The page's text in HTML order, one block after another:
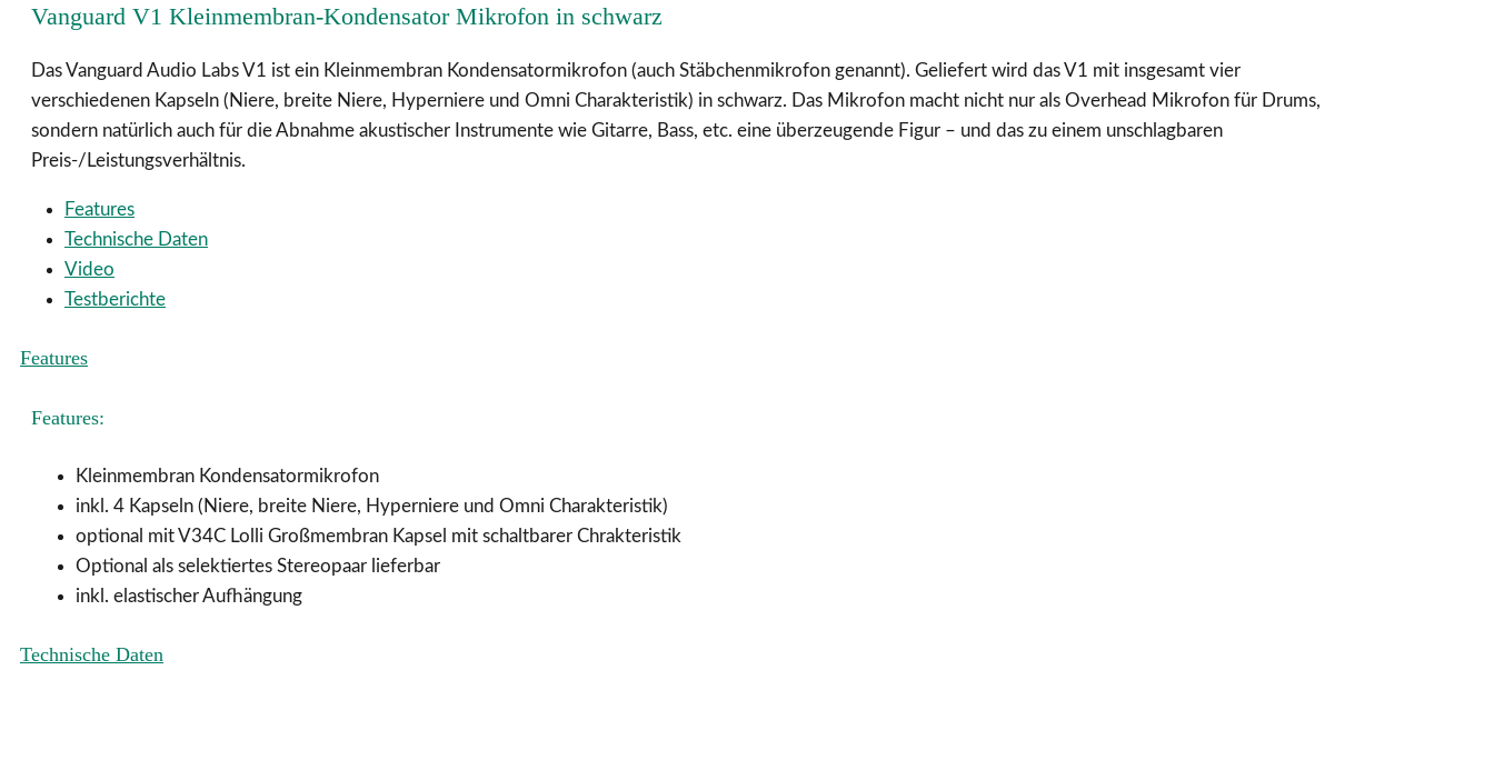
Vanguard V1 Kleinmembran-Kondensator Mikrofon in schwarz
Das Vanguard Audio Labs V1 ist ein Kleinmembran Kondensatormikrofon (auch Stäbchenmikrofon genannt). Geliefert wird das V1 mit insgesamt vier
verschiedenen Kapseln (Niere, breite Niere, Hyperniere und Omni Charakteristik) in schwarz. Das Mikrofon macht nicht nur als Overhead Mikrofon für Drums,
sondern natürlich auch für die Abnahme akustischer Instrumente wie Gitarre, Bass, etc. eine überzeugende Figur – und das zu einem unschlagbaren
Preis-/Leistungsverhältnis.
Features
Technische Daten
Video
Testberichte
Features
Features:
Kleinmembran Kondensatormikrofon
inkl. 4 Kapseln (Niere, breite Niere, Hyperniere und Omni Charakteristik)
optional mit V34C Lolli Großmembran Kapsel mit schaltbarer Chrakteristik
Optional als selektiertes Stereopaar lieferbar
inkl. elastischer Aufhängung
Technische Daten